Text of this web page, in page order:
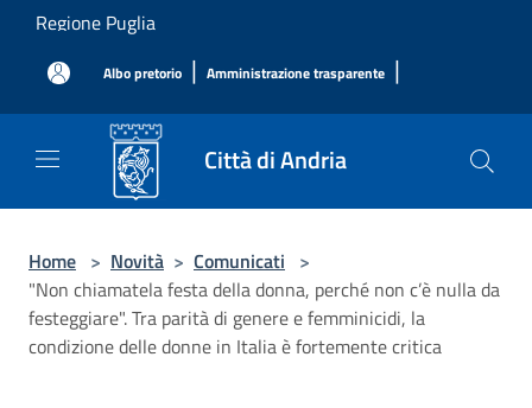
Salta al contenuto principale
Regione Puglia
Albo pretorio | Amministrazione trasparente |
Città di Andria
Home > Novità > Comunicati >
"Non chiamatela festa della donna, perché non c’è nulla da
festeggiare". Tra parità di genere e femminicidi, la
condizione delle donne in Italia è fortemente critica